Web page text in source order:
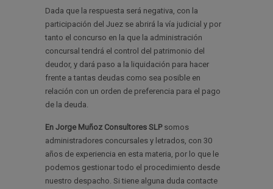
Dada que la respuesta será negativa, con la
participación del Juez se abrirá la vía judicial y por
tanto el concurso en la que la administración
concursal tendrá el control del patrimonio del
deudor, y dará paso a la liquidación para hacer
frente a tantas deudas como sea posible en
relación con un orden de preferencia para el pago
de la deuda.
En Jorge Muñoz Consultores SLPsomos
administradores concursales y letrados, con 30
años de experiencia en esta materia, por lo que le
podemos gestionar todo el procedimiento desde
nuestro despacho. Si tiene alguna duda contacte